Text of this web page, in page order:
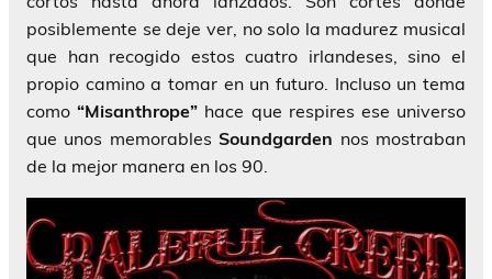
posiblemente se deje ver, no solo la madurez musical
que han recogido estos cuatro irlandeses, sino el
propio camino a tomar en un futuro. Incluso un tema
como“Misanthrope” hace que respires ese universo
que unos memorablesSoundgarden nos mostraban
de la mejor manera en los 90.